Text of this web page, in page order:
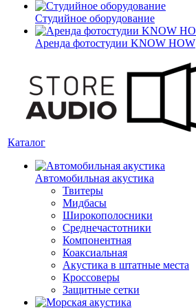
Студийное оборудование
Аренда фотостудии KNOW HOW
Каталог
Автомобильная акустика
Твитеры
Мидбасы
Широкополосники
Среднечастотники
Компонентная
Коаксиальная
Акустика в штатные места
Кроссоверы
Защитные сетки